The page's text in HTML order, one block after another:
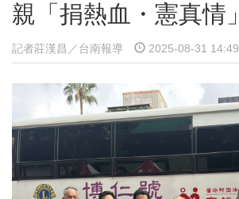
親「捐熱血・憲真情」
記者莊漢昌／台南報導 2025-08-31 14:49